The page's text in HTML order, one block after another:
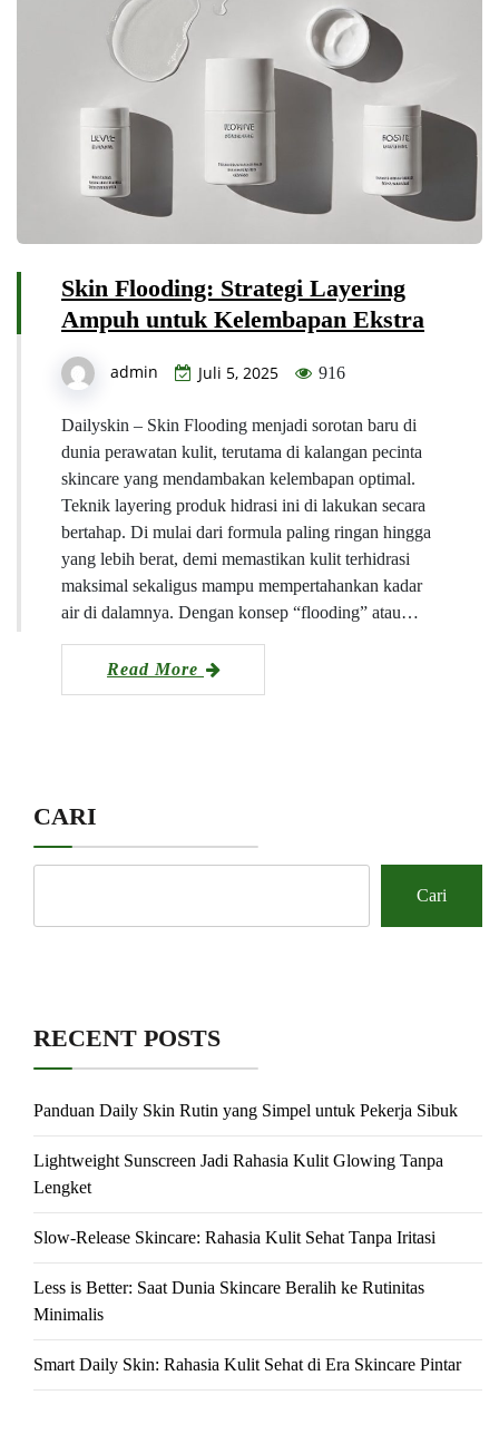
Skin Flooding: Strategi Layering
Ampuh untuk Kelembapan Ekstra
admin Juli 5, 2025 916
Dailyskin – Skin Flooding menjadi sorotan baru di
dunia perawatan kulit, terutama di kalangan pecinta
skincare yang mendambakan kelembapan optimal.
Teknik layering produk hidrasi ini di lakukan secara
bertahap. Di mulai dari formula paling ringan hingga
yang lebih berat, demi memastikan kulit terhidrasi
maksimal sekaligus mampu mempertahankan kadar
air di dalamnya. Dengan konsep “flooding” atau…
Read More
CARI
Cari
RECENT POSTS
Panduan Daily Skin Rutin yang Simpel untuk Pekerja Sibuk
Lightweight Sunscreen Jadi Rahasia Kulit Glowing Tanpa
Lengket
Slow-Release Skincare: Rahasia Kulit Sehat Tanpa Iritasi
Less is Better: Saat Dunia Skincare Beralih ke Rutinitas
Minimalis
Smart Daily Skin: Rahasia Kulit Sehat di Era Skincare Pintar